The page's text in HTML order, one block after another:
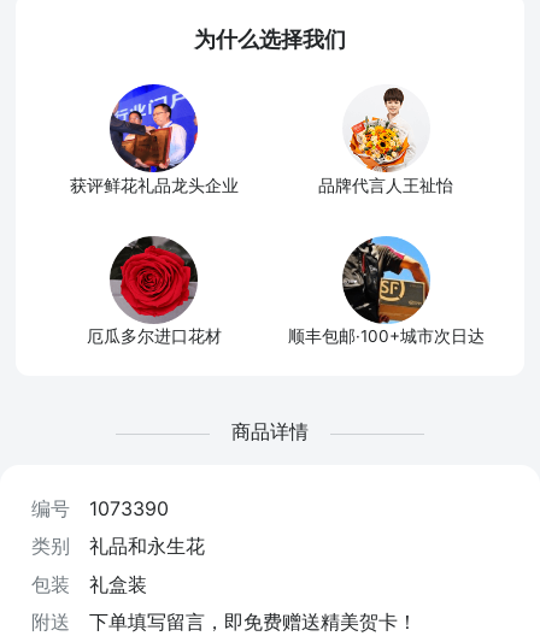
为什么选择我们
获评鲜花礼品龙头企业 品牌代言人王祉怡
厄瓜多尔进口花材 顺丰包邮·100+城市次日达
商品详情
编号
1073390
类别
礼品和永生花
包装
礼盒装
附送
下单填写留言，即免费赠送精美贺卡！